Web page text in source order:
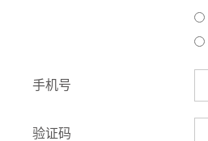
手机号
验证码